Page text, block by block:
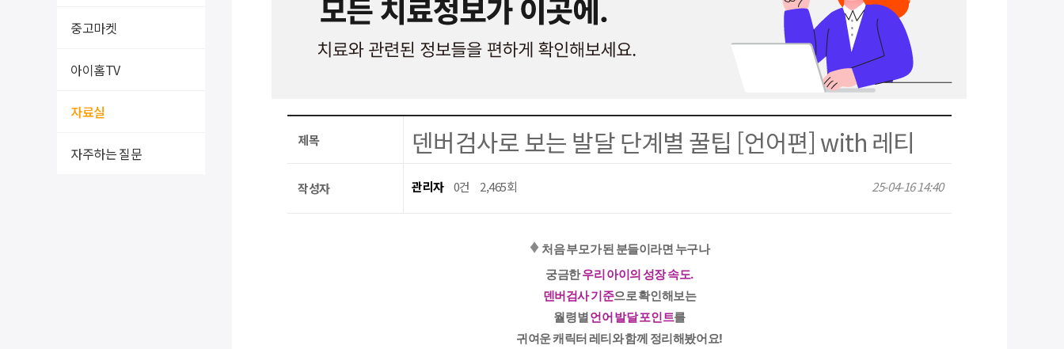
중고마켓
아이홈TV
자료실
자주하는 질문
제목 덴버검사로 보는 발달 단계별 꿀팁 [언어편] with 레티
작성자 관리자 0건 2,465회 25-04-16 14:40
♦️ 처음 부모가 된 분들이라면 누구나
궁금한우리 아이의 성장 속도.
덴버검사 기준으로 확인해보는
월령별언어 발달 포인트를
귀여운 캐릭터 레티와 함께 정리해봤어요!